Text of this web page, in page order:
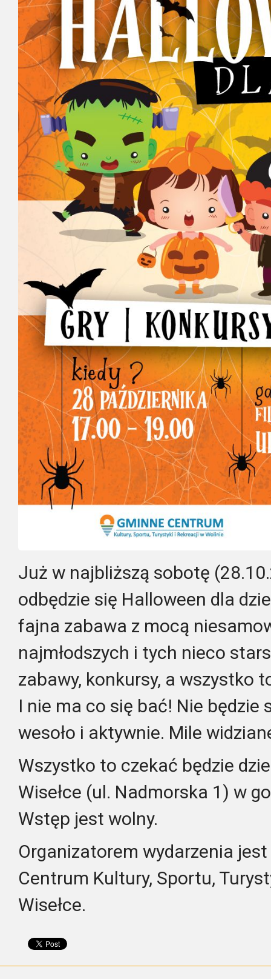
Już w najbliższą sobotę
odbędzie się Halloween dla
fajna zabawa z mocą
najmłodszych i tych nieco
zabawy, konkursy, a wszystko
I nie ma co się bać! Nie będzie
wesoło i aktywnie. Mile
Wszystko to czekać będzie
Wisełce (ul. Nadmorska 1) w
Wstęp jest wolny.
Organizatorem wydarzenia
Centrum Kultury, Sportu,
Wisełce.